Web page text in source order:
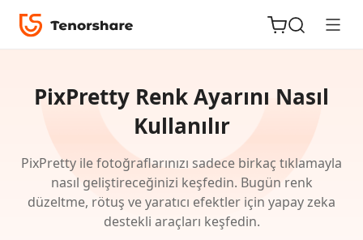
iOS için
ReiBoot
Tenorshare
PixPretty Renk Ayarını Nasıl
Kullanılır
PixPretty ile fotoğraflarınızı sadece birkaç tıklamayla
nasıl geliştireceğinizi keşfedin. Bugün renk
düzeltme, rötuş ve yaratıcı efektler için yapay zeka
destekli araçları keşfedin.
PixPretty
Win
için